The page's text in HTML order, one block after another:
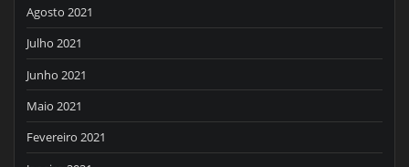
Agosto 2021
Julho 2021
Junho 2021
Maio 2021
Fevereiro 2021